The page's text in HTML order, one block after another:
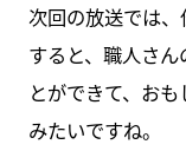
次回の放送では
すると、職人さ
とができて、お
みたいですね。